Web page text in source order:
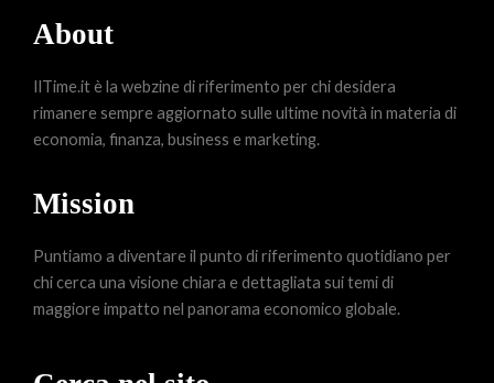
About
IlTime.it è la webzine di riferimento per chi desidera
rimanere sempre aggiornato sulle ultime novità in materia di
economia, finanza, business e marketing.
Mission
Puntiamo a diventare il punto di riferimento quotidiano per
chi cerca una visione chiara e dettagliata sui temi di
maggiore impatto nel panorama economico globale.